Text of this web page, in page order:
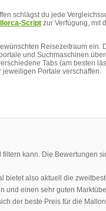
schlägst du jede
Script zur Verfügung, mit
Reisezeitraum ein.
und Suchmaschinen
Tabs (am besten
Portale verschaffen.
kann. Die Bewertungen
also aktuell die
einen sehr guten
der beste Preis für die